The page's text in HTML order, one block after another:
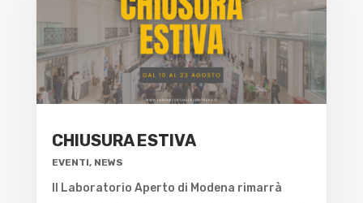
CHIUSURA ESTIVA
EVENTI, NEWS
Il Laboratorio Aperto di Modena rimarrà